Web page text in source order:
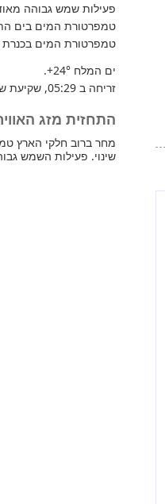
פעילות שמש גבוהה
טמפרטורת המים בים
טמפרטורת המים בכנרת
ים המלח +24°
.
זריחה ב 05:29, שקיעת שמש 19:39.
התחזית מזג האוויר
שינוי. פעילות השמש